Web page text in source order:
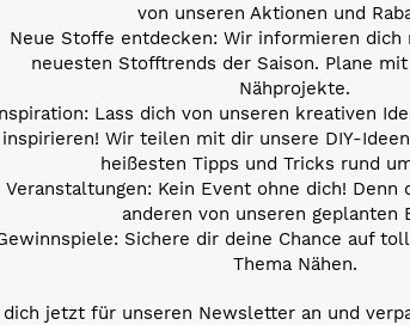
von unseren Aktionen und
Neue Stoffe entdecken: Wir informieren dich
neuesten Stofftrends der Saison. Plane
Nähprojekte.
Lass dich von unseren kreativen
inspirieren! Wir teilen mit dir unsere DIY-
heißesten Tipps und Tricks rund
Veranstaltungen: Kein Event ohne dich!
anderen von unseren geplanten
Sichere dir deine Chance auf
Thema Nähen.
dich jetzt für unseren Newsletter an und